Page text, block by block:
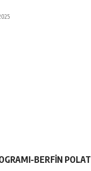
BERFİN POLAT